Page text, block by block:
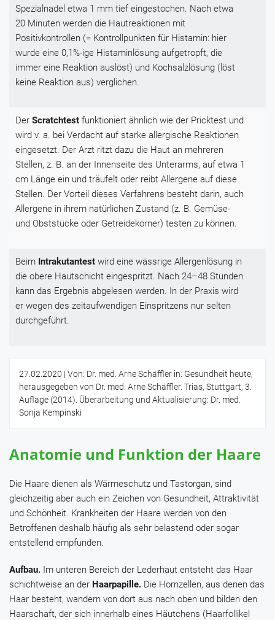
Spezialnadel etwa 1 mm tief eingestochen. Nach etwa
20 Minuten werden die Hautreaktionen mit
Positivkontrollen (= Kontrollpunkten für Histamin: hier
wurde eine 0,1%-ige Histaminlösung aufgetropft, die
immer eine Reaktion auslöst) und Kochsalzlösung (löst
keine Reaktion aus) verglichen.
Der Scratchtest funktioniert ähnlich wie der Pricktest und
wird v. a. bei Verdacht auf starke allergische Reaktionen
eingesetzt. Der Arzt ritzt dazu die Haut an mehreren
Stellen, z. B. an der Innenseite des Unterarms, auf etwa 1
cm Länge ein und träufelt oder reibt Allergene auf diese
Stellen. Der Vorteil dieses Verfahrens besteht darin, auch
Allergene in ihrem natürlichen Zustand (z. B. Gemüse-
und Obststücke oder Getreidekörner) testen zu können.
Beim Intrakutantest wird eine wässrige Allergenlösung in
die obere Hautschicht eingespritzt. Nach 24–48 Stunden
kann das Ergebnis abgelesen werden. In der Praxis wird
er wegen des zeitaufwendigen Einspritzens nur selten
durchgeführt.
27.02.2020 | Von: Dr. med. Arne Schäffler in: Gesundheit heute,
herausgegeben von Dr. med. Arne Schäffler. Trias, Stuttgart, 3.
Auflage (2014). Überarbeitung und Aktualisierung: Dr. med.
Sonja Kempinski
Anatomie und Funktion der Haare
Die Haare dienen als Wärmeschutz und Tastorgan, sind
gleichzeitig aber auch ein Zeichen von Gesundheit, Attraktivität
und Schönheit. Krankheiten der Haare werden von den
Betroffenen deshalb häufig als sehr belastend oder sogar
entstellend empfunden.
Aufbau. Im unteren Bereich der Lederhaut entsteht das Haar
schichtweise an der Haarpapille. Die Hornzellen, aus denen das
Haar besteht, wandern von dort aus nach oben und bilden den
Haarschaft, der sich innerhalb eines Häutchens (Haarfollikel